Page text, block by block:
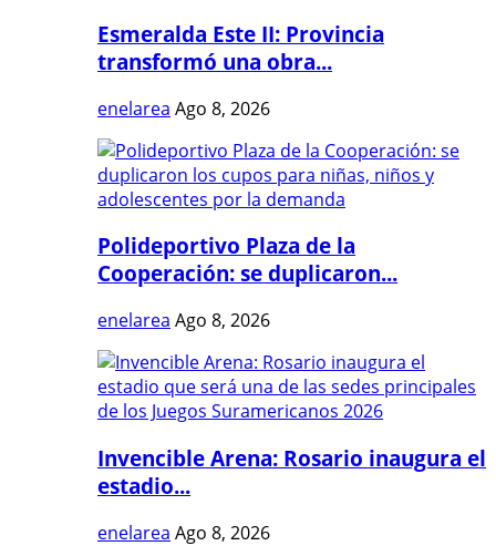
Esmeralda Este II: Provincia
transformó una obra...
enelarea Ago 8, 2026
Polideportivo Plaza de la
Cooperación: se duplicaron...
enelarea Ago 8, 2026
Invencible Arena: Rosario inaugura el
estadio...
enelarea Ago 8, 2026